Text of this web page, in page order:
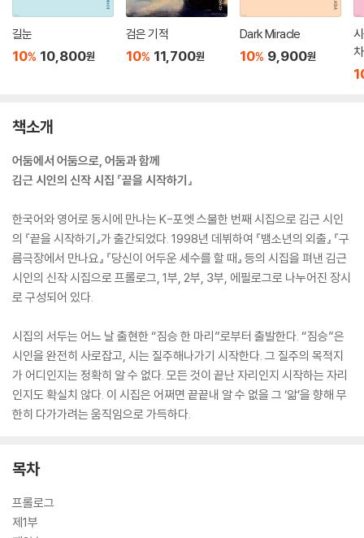
길눈
10% 10,800원
검은 기적
10% 11,700원
Dark Miracle
10% 9,900원
차
책소개
어둠에서 어둠으로, 어둠과 함께
김근 시인의 신작 시집 『끝을 시작하기』
한국어와 영어로 동시에 만나는 K-포엣 스물한 번째 시집으로 김근 시인
의 『끝을 시작하기』가 출간되었다. 1998년 데뷔하여 『뱀소년의 외출』 『구
름극장에서 만나요』 『당신이 어두운 세수를 할 때』 등의 시집을 펴낸 김근
시인의 신작 시집으로 프롤로그, 1부, 2부, 3부, 에필로그로 나누어진 장시
로 구성되어 있다.
시집의 서두는 어느 날 출현한 “짐승 한 마리”로부터 출발한다. “짐승”은
시인을 완전히 사로잡고, 시는 질주해나가기 시작한다. 그 질주의 목적지
가 어디인지는 정확히 알 수 없다. 모든 것이 끝난 자리인지 시작하는 자리
인지도 확실치 않다. 이 시집은 어쩌면 끝끝내 알 수 없을 그 ‘앎’을 향해 무
한히 다가가려는 움직임으로 가득하다.
목차
프롤로그
제1부